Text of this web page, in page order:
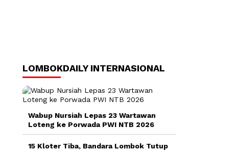
LOMBOKDAILY INTERNASIONAL
Wabup Nursiah Lepas 23 Wartawan
Loteng ke Porwada PWI NTB 2026
15 Kloter Tiba, Bandara Lombok Tutup